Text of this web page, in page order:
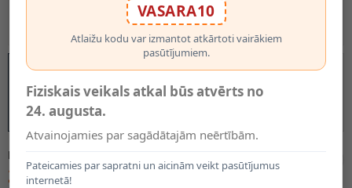
MODELIS:
25.20€
VASARA10
Atlaižu kodu var izmantot atkārtoti vairākiem
pasūtījumiem.
Fiziskais veikals atkal būs atvērts no
24. augusta.
Atvainojamies par sagādātajām neērtībām.
Pateicamies par sapratni un aicinām veikt pasūtījumus
internetā!